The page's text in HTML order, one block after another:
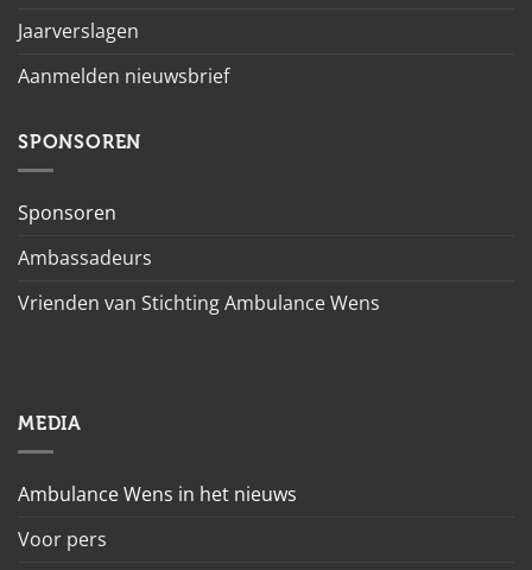
Jaarverslagen
Aanmelden nieuwsbrief
SPONSOREN
Sponsoren
Ambassadeurs
Vrienden van Stichting Ambulance Wens
MEDIA
Ambulance Wens in het nieuws
Voor pers